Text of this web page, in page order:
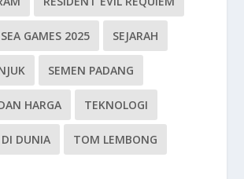
SEA GAMES 2025 SEJARAH
SEMEN PADANG
HARGA TEKNOLOGI
DUNIA TOM LEMBONG